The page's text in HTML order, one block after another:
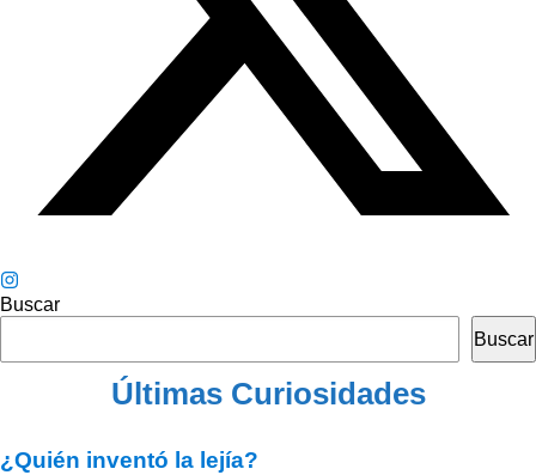
Buscar
Buscar
Últimas Curiosidades
¿Quién inventó la lejía?